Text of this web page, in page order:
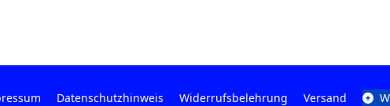
Datenschutzhinweis Widerrufsbelehrung Versand